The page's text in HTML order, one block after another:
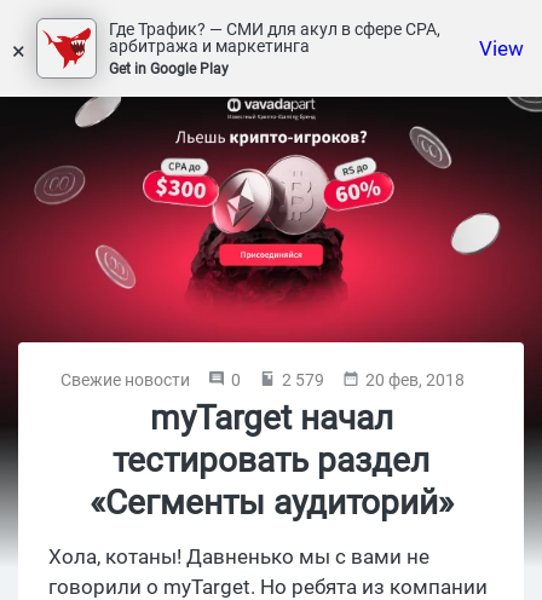
×
Где Трафик? — СМИ для акул в сфере СРА,
арбитража и маркетинга
Get in Google Play
View
Свежие новости 0 2 579 20 фев, 2018
myTarget начал
тестировать раздел
«Сегменты аудиторий»
Хола, котаны! Давненько мы с вами не
говорили о myTarget. Но ребята из компании